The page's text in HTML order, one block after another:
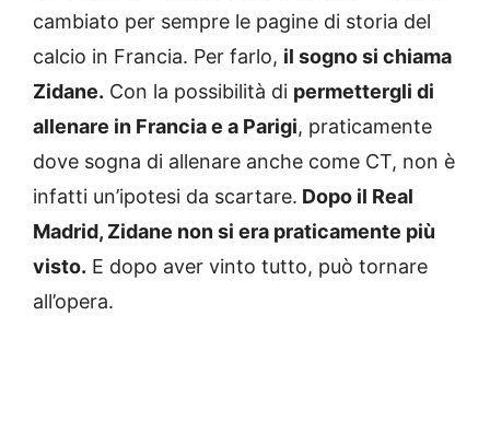
cambiato per sempre le pagine di storia del
calcio in Francia. Per farlo, il sogno si chiama
Zidane. Con la possibilità di permettergli di
allenare in Francia e a Parigi, praticamente
dove sogna di allenare anche come CT, non è
infatti un’ipotesi da scartare. Dopo il Real
Madrid, Zidane non si era praticamente più
visto. E dopo aver vinto tutto, può tornare
all’opera.